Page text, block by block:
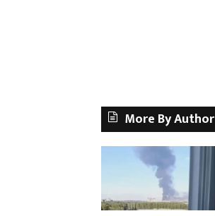
More By Author